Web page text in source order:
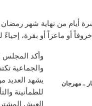
أيام من نهاية شهر رمضان
أو ماعزاً أو بقرة،
.. مهرجان
وأكد المجلس
والجماعية
يشهد العديد
للطمأنينة
العيش